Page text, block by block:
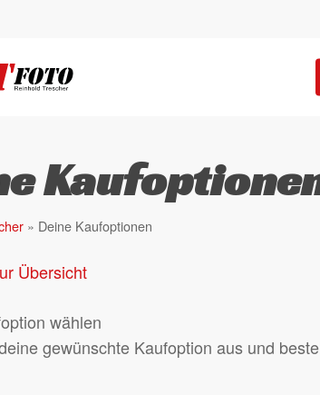
» Deine Kaufoptionen
Übersicht
gewünschte Kaufoption aus und